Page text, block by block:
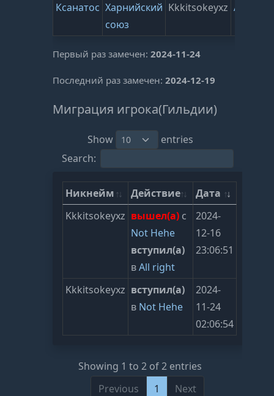
Ксанатос Харнийский
союз
Kkkitsokeyxz All right
Первый раз замечен:2024-11-24
Последний раз замечен:2024-12-19
Миграция игрока(Гильдии)
Show
entries
Search:
Никнейм Действие
Дата
Kkkitsokeyxz вышел(а) с
Not Hehe
вступил(а)
вAll right
2024-
12-16
23:06:51
Kkkitsokeyxz вступил(а)
в Not Hehe
2024-
11-24
02:06:54
Showing 1 to 2 of 2 entries
Previous
1 Next